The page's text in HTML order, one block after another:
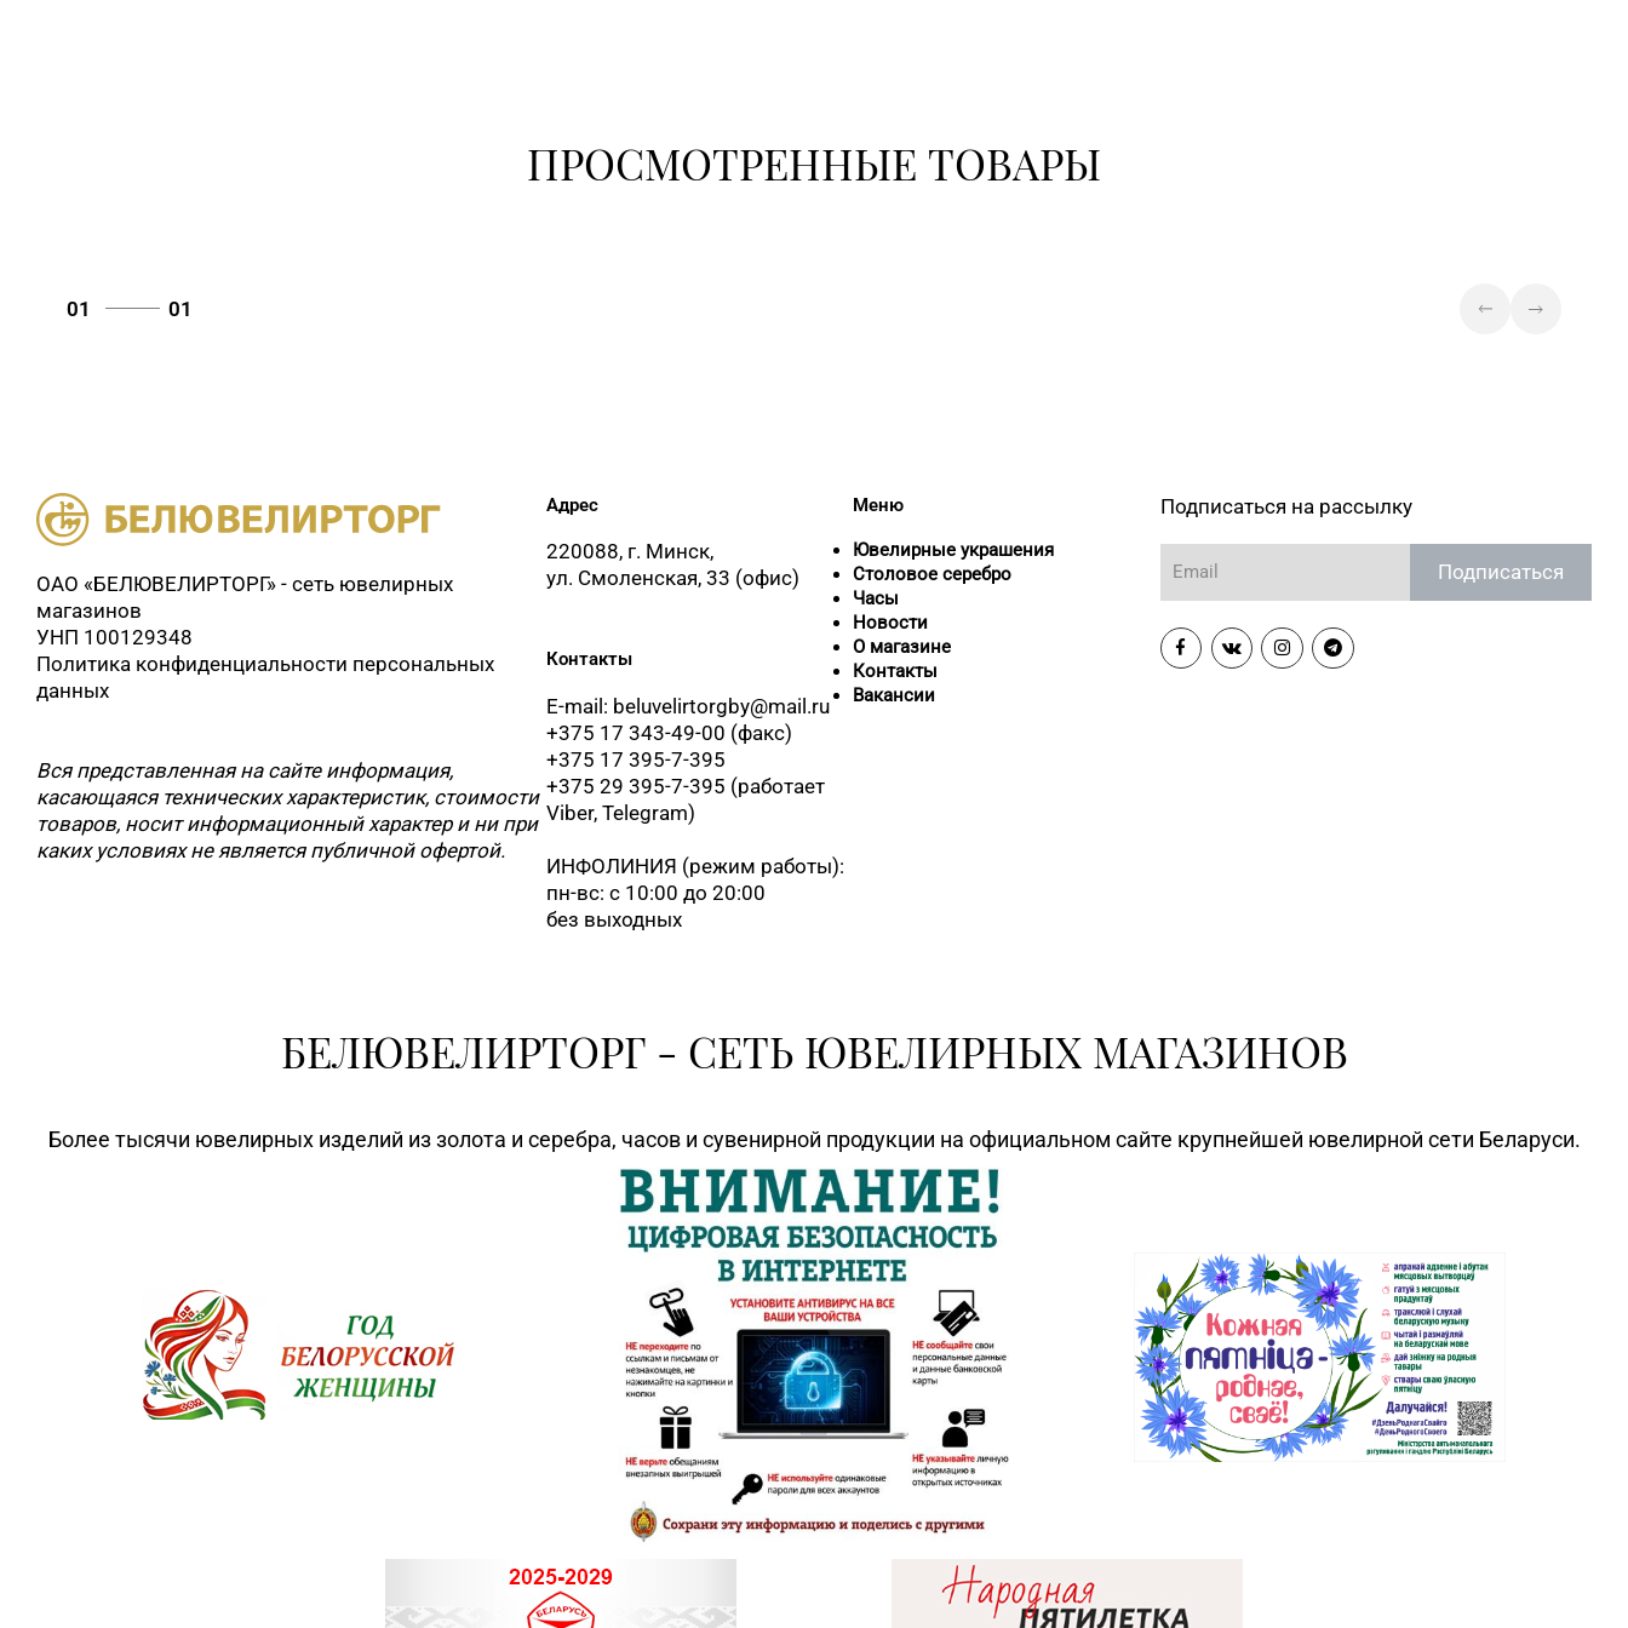
8 (01546) 5-51-54, 5-51-99
ПРОСМОТРЕННЫЕ ТОВАРЫ
01 01
ОАО «БЕЛЮВЕЛИРТОРГ» - сеть ювелирных
магазинов
УНП 100129348
Политика конфиденциальности персональных
данных
Вся представленная на сайте информация,
касающаяся технических характеристик, стоимости
товаров, носит информационный характер и ни при
каких условиях не является публичной офертой.
Адрес
220088, г. Минск,
ул. Смоленская, 33 (офис)
Контакты
E-mail: beluvelirtorgby@mail.ru
+375 17 343-49-00 (факс)
+375 17 395-7-395
+375 29 395-7-395 (работает
Viber, Telegram)
ИНФОЛИНИЯ (режим работы):
пн-вс: с 10:00 до 20:00
без выходных
Меню
Ювелирные украшения
Столовое серебро
Часы
Новости
О магазине
Контакты
Вакансии
Подписаться на рассылку
Подписаться
БЕЛЮВЕЛИРТОРГ - СЕТЬ ЮВЕЛИРНЫХ МАГАЗИНОВ
Более тысячи ювелирных изделий из золота и серебра, часов и сувенирной продукции на официальном сайте крупнейшей ювелирной сети Беларуси.